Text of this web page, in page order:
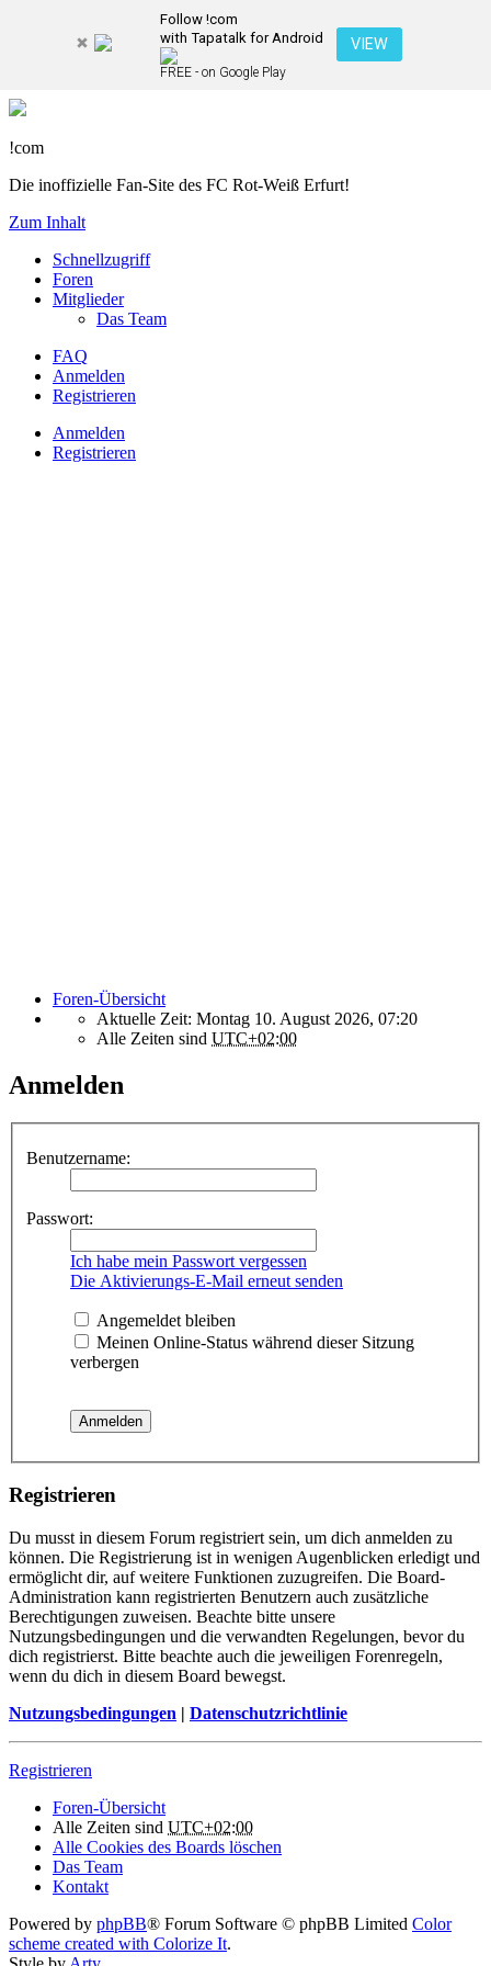
Follow !com
with Tapatalk for Android
FREE - on Google Play
VIEW
!com
Die inoffizielle Fan-Site des FC Rot-Weiß Erfurt!
Zum Inhalt
Schnellzugriff
Foren
Mitglieder
Das Team
FAQ
Anmelden
Registrieren
Anmelden
Registrieren
Foren-Übersicht
Aktuelle Zeit: Montag 10. August 2026, 07:20
Alle Zeiten sind UTC+02:00
Anmelden
Benutzername:
Passwort:
Ich habe mein Passwort vergessen
Die Aktivierungs-E-Mail erneut senden
Angemeldet bleiben
Meinen Online-Status während dieser Sitzung
verbergen
Registrieren
Du musst in diesem Forum registriert sein, um dich anmelden zu
können. Die Registrierung ist in wenigen Augenblicken erledigt und
ermöglicht dir, auf weitere Funktionen zuzugreifen. Die Board-
Administration kann registrierten Benutzern auch zusätzliche
Berechtigungen zuweisen. Beachte bitte unsere
Nutzungsbedingungen und die verwandten Regelungen, bevor du
dich registrierst. Bitte beachte auch die jeweiligen Forenregeln,
wenn du dich in diesem Board bewegst.
Nutzungsbedingungen | Datenschutzrichtlinie
Registrieren
Foren-Übersicht
Alle Zeiten sind UTC+02:00
Alle Cookies des Boards löschen
Das Team
Kontakt
Powered by phpBB® Forum Software © phpBB Limited Color
scheme created with Colorize It.